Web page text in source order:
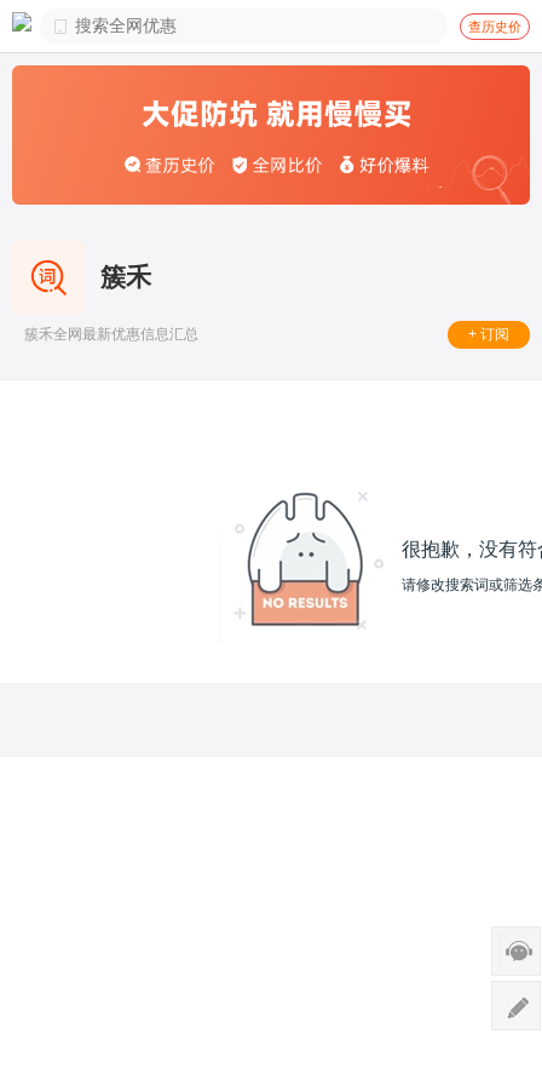
 查历史价
簇禾
簇禾全网最新优惠信息汇总 + 订阅
很抱歉，没有
请修改搜索词或筛选